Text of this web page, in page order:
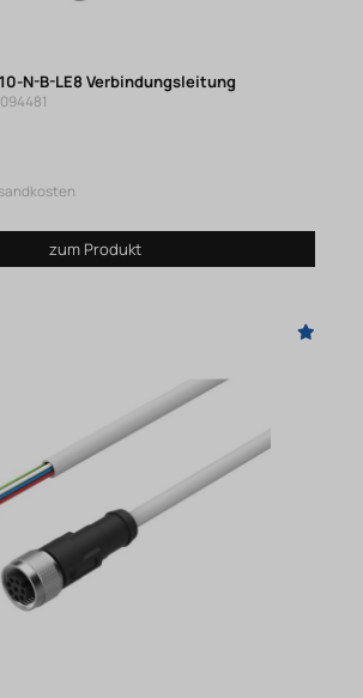
N-B-LE8 Verbindungsleitung
zum Produkt